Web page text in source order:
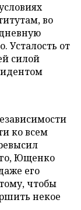
во
Усталость от
силой
ко всем
Ющенко
его
чтобы
некое